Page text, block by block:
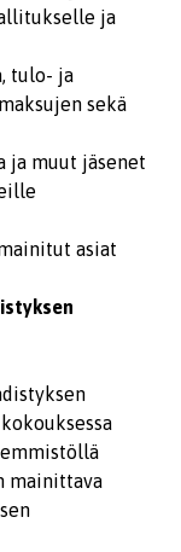
ja
tulo- ja
sekä
ja muut jäsenet
asiat
mainittava